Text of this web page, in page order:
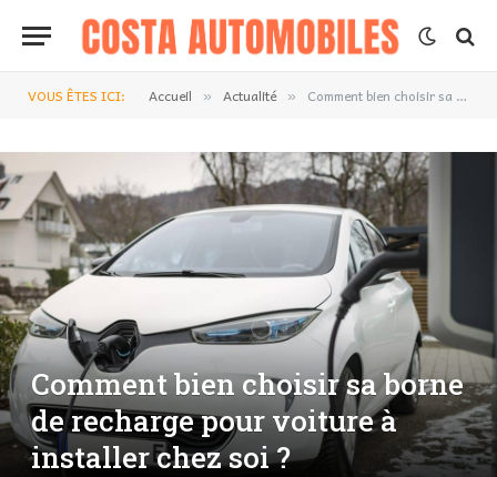
VOUS ÊTES ICI: Accueil » Actualité » Comment bien choisir sa borne de recharge pour voiture à installer chez soi ?
Comment bien choisir sa borne
de recharge pour voiture à
installer chez soi ?